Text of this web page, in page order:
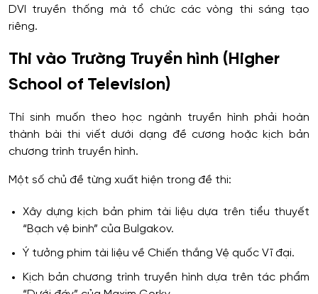
DVI truyền thống mà tổ chức các vòng thi sáng tạo
riêng.
Thi vào Trường Truyền hình (Higher
School of Television)
Thí sinh muốn theo học ngành truyền hình phải hoàn
thành bài thi viết dưới dạng đề cương hoặc kịch bản
chương trình truyền hình.
Một số chủ đề từng xuất hiện trong đề thi:
Xây dựng kịch bản phim tài liệu dựa trên tiểu thuyết
“Bạch vệ binh” của Bulgakov.
Ý tưởng phim tài liệu về Chiến thắng Vệ quốc Vĩ đại.
Kịch bản chương trình truyền hình dựa trên tác phẩm